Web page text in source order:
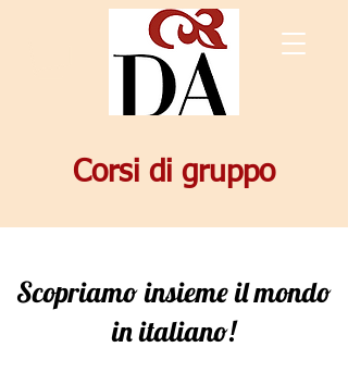
Corsi di gruppo
Scopriamo insieme il mondo
in italiano!